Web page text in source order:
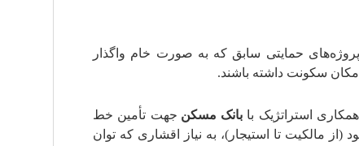
حمایتی سابق که به صورت خام واگذار
سکونت داشته باشند.
استراتژیک با بانک مسکن جهت تأمین خط
مالکیت تا استیجار)، به نیاز اقشاری که توان